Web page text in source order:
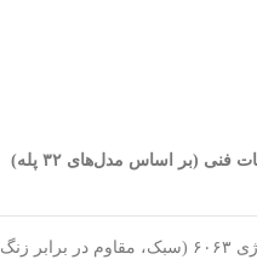
فنی (بر اساس مدل‌های ۳۲ پله)
زنگ‌زدگی)